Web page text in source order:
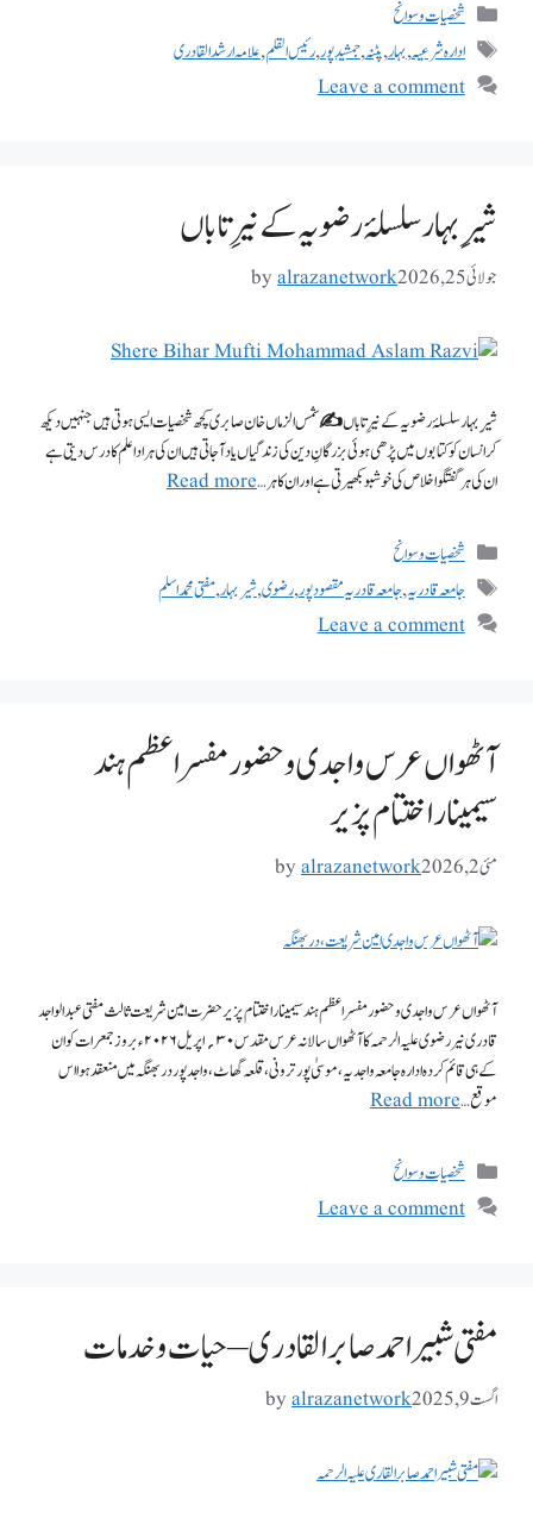
شخصیات وسوانح
ادارہ شرعیہ,بہار,پٹنہ,جمشید پور,رئیس القلم,علامہ ارشد القادری
Leave a comment
شیرِ بہار سلسلۂ رضویہ کے نیرِ تاباں
جولائی 25, 2026 byalrazanetwork
شیرِ بہار سلسلۂ رضویہ کے نیرِ تاباں ✍️ شمس الزماں خان صابری کچھ شخصیات ایسی ہوتی ہیں جنہیں دیکھ
کر انسان کو کتابوں میں پڑھی ہوئی بزرگانِ دین کی زندگیاں یاد آجاتی ہیں ان کی ہر ادا علم کا درس دیتی ہے
ان کی ہر گفتگو اخلاص کی خوشبو بکھیرتی ہے اور ان کا ہر …Read more
شخصیات وسوانح
جامعہ قادریہ,جامعہ قادریہ مقصود پور,رضوی,شیر بہار,مفتی محمد اسلم
Leave a comment
آٹھواں عرس واجدی و حضور مفسر اعظم ہند
سیمینار اختتام پزیر
مئی 2, 2026 byalrazanetwork
آٹھواں عرس واجدی و حضور مفسر اعظم ہند سیمینار اختتام پزیر حضرت امین شریعت ثالث مفتی عبد الواجد
قادری نیر رضوی علیہ الرحمہ کا آٹھواں سالانہ عرس مقدس ۳۰؍ اپریل ۲۰۲۶ء بروز جمعرات کو ان
کے ہی قائم کردہ ادارہ جامعہ واجدیہ، موسیٰ پور ترونی، قلعہ گھاٹ، واجد پور دربھنگہ میں منعقد ہوا اس
موقع …Read more
شخصیات وسوانح
Leave a comment
مفتی شبیر احمد صابر القادری – حیات و خدمات
اگست 9, 2025 byalrazanetwork